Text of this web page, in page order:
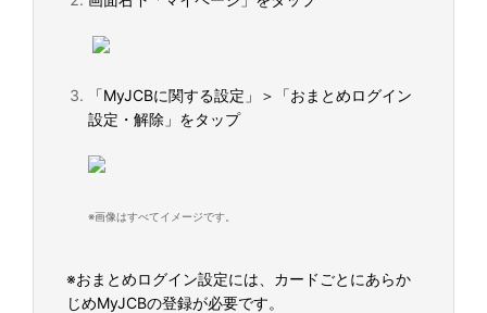
「MyJCBに関する設定」＞「おまとめログイン
設定・解除」をタップ
※画像はすべてイメージです。
※おまとめログイン設定には、カードごとにあらか
じめMyJCBの登録が必要です。